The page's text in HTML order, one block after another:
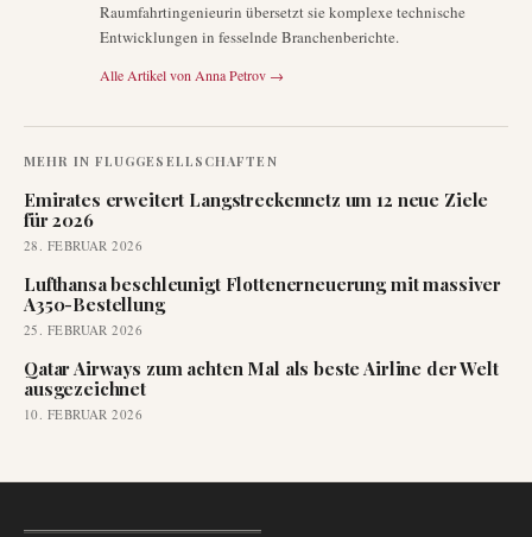
Raumfahrtingenieurin übersetzt sie komplexe technische
Entwicklungen in fesselnde Branchenberichte.
Alle Artikel von Anna Petrov →
MEHR IN FLUGGESELLSCHAFTEN
Emirates erweitert Langstreckennetz um 12 neue Ziele
für 2026
28. FEBRUAR 2026
Lufthansa beschleunigt Flottenerneuerung mit massiver
A350-Bestellung
25. FEBRUAR 2026
Qatar Airways zum achten Mal als beste Airline der Welt
ausgezeichnet
10. FEBRUAR 2026